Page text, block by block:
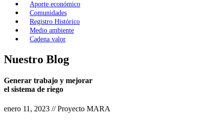
Aporte económico
Comunidades
Registro Histórico
Medio ambiente
Cadena valor
Nuestro Blog
Generar trabajo y mejorar
el sistema de riego
enero 11, 2023 // Proyecto MARA